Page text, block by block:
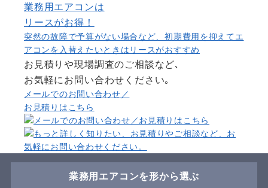
業務用エアコンは
リースがお得！
突然の故障で予算がない場合など、初期費用を抑えてエ
アコンを入替えたいときはリースがおすすめ
お見積りや現場調査のご相談など､
お気軽にお問い合わせください｡
メールでのお問い合わせ／
お見積りはこちら
業務用エアコンを形から選ぶ